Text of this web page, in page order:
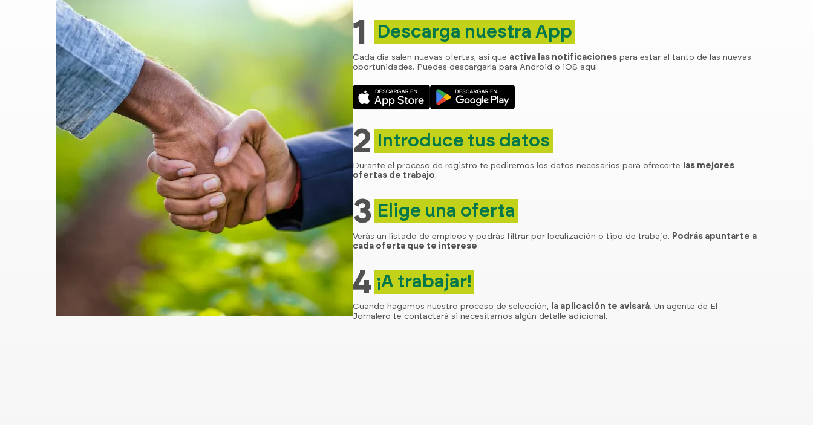
1 Descarga nuestra App
Cada día salen nuevas ofertas, así que activa las notificaciones para estar al tanto de las nuevas
oportunidades. Puedes descargarla para Android o iOS aquí:
2 Introduce tus datos
Durante el proceso de registro te pediremos los datos necesarios para ofrecerte
las mejores
ofertas de trabajo.
3 Elige una oferta
Verás un listado de empleos y podrás filtrar por localización o tipo de trabajo. Podrás apuntarte a
cada oferta que te interese.
4 ¡A trabajar!
Cuando hagamos nuestro proceso de selección, la aplicación te avisará. Un agente de El
Jornalero te contactará si necesitamos algún detalle adicional.